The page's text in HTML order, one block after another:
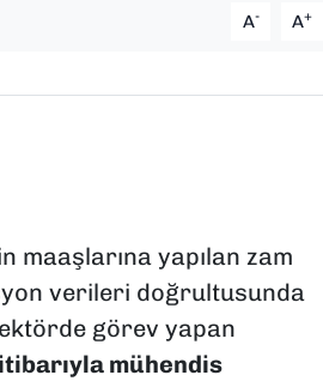
A- A+
maaşlarına yapılan zam
verileri doğrultusunda
görev yapan
mühendis